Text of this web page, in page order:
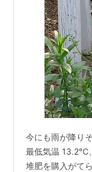
今にも雨が降り
最低気温 13.2℃
堆肥を購入がて